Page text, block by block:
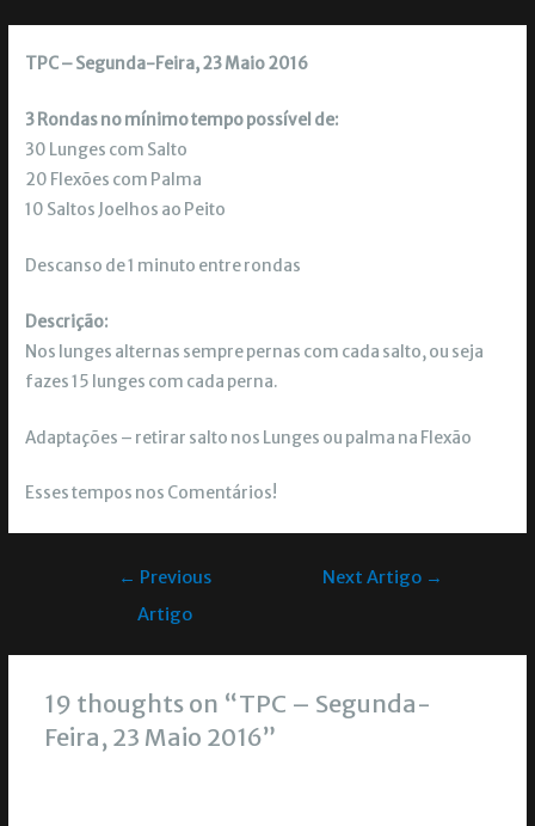
TPC – Segunda-Feira, 23 Maio 2016
3 Rondas no mínimo tempo possível de:
30 Lunges com Salto
20 Flexões com Palma
10 Saltos Joelhos ao Peito
Descanso de 1 minuto entre rondas
Descrição:
Nos lunges alternas sempre pernas com cada salto, ou seja
fazes 15 lunges com cada perna.
Adaptações – retirar salto nos Lunges ou palma na Flexão
Esses tempos nos Comentários!
← Previous
Artigo
Next Artigo →
19 thoughts on “TPC – Segunda-
Feira, 23 Maio 2016”